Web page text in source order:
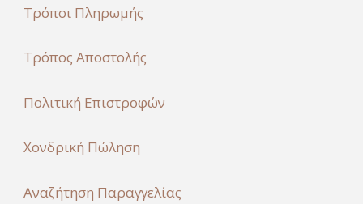
Τρόποι Πληρωμής
Τρόπος Αποστολής
Πολιτική Επιστροφών
Χονδρική Πώληση
Αναζήτηση Παραγγελίας